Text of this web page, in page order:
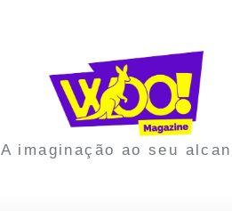
A imaginação ao seu